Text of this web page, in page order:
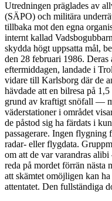
Utredningen präglades av
(SÄPO) och militära
tillbaka mot den egna
internt kallad
skydda högt uppsatta mål,
den 28 februari 1986.
eftermiddagen, landade i
vidare till Karlsborg där de
hävdade att en bilresa på
grund av kraftigt snöfall —
väderstationer i området
de påstod sig ha färdats i
passagerare. Ingen flygning
radar- eller flygdata.
om att de var varandras
reda på mordet förrän nästa
att skämtet omöjligen kan
attentatet. Den fullständiga